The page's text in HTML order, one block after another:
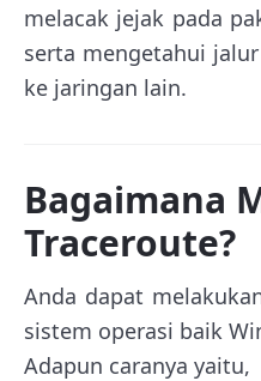
melacak jejak pada
serta mengetahui
ke jaringan lain.
Bagaimana
Traceroute?
Anda dapat
sistem operasi baik
Adapun caranya yaitu,